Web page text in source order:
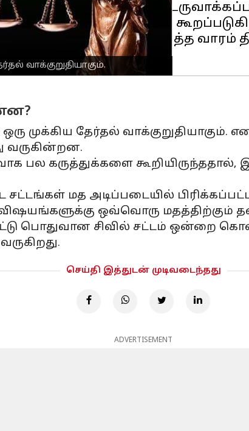
வாக்குறுதியாகும்.
குழுவால்
சமர்ப்பிக்கப்படும் என்று
கூட்டம்
தீபாவளிக்கு அடுத்த வாரம்
முக்கிய தேர்தல்
வருகின்றன.
பல கருத்துக்களை
மத அடிப்படையில்
ஒவ்வொரு மதத்திற்கும்
பொதுவான சிவில் சட்டம் ஒன்றை
செய்தி இத்துடன் முடிவடைந்தது
ADVERTISEMENT